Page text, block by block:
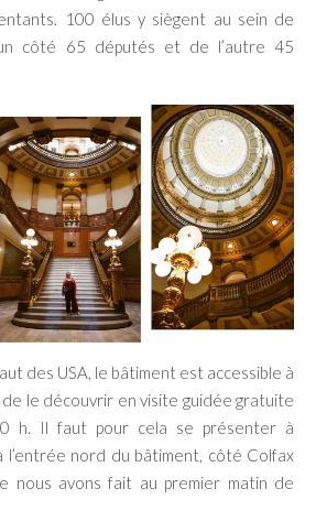
100 élus y siègent au sein de
côté 65 députés et de l’autre 45
des USA, le bâtiment est accessible à
le découvrir en visite guidée gratuite
h. Il faut pour cela se présenter à
l’entrée nord du bâtiment, côté Colfax
nous avons fait au premier matin de